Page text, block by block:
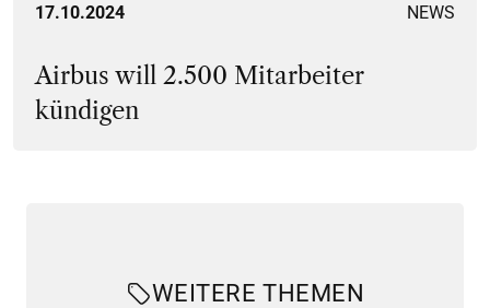
17.10.2024 NEWS
Airbus will 2.500 Mitarbeiter
kündigen
WEITERE THEMEN